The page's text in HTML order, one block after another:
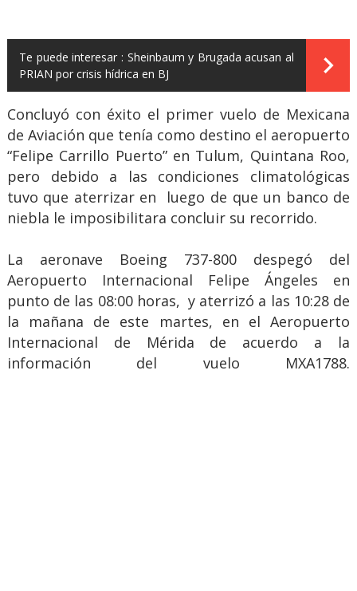
Te puede interesar : Sheinbaum y Brugada acusan al
PRIAN por crisis hídrica en BJ
Concluyó con éxito el primer vuelo de Mexicana
de Aviación que tenía como destino el aeropuerto
“Felipe Carrillo Puerto” en Tulum, Quintana Roo,
pero debido a las condiciones climatológicas
tuvo que aterrizar en luego de que un banco de
niebla le imposibilitara concluir su recorrido.
La aeronave Boeing 737-800 despegó del
Aeropuerto Internacional Felipe Ángeles en
punto de las 08:00 horas, y aterrizó a las 10:28 de
la mañana de este martes, en el Aeropuerto
Internacional de Mérida de acuerdo a la
información del vuelo MXA1788.